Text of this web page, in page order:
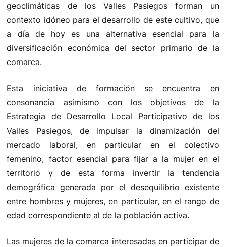
geoclimáticas de los Valles Pasiegos forman un
contexto idóneo para el desarrollo de este cultivo, que
a día de hoy es una alternativa esencial para la
diversificación económica del sector primario de la
comarca.
Esta iniciativa de formación se encuentra en
consonancia asimismo con los objetivos de la
Estrategia de Desarrollo Local Participativo de los
Valles Pasiegos, de impulsar la dinamización del
mercado laboral, en particular en el colectivo
femenino, factor esencial para fijar a la mujer en el
territorio y de esta forma invertir la tendencia
demográfica generada por el desequilibrio existente
entre hombres y mujeres, en particular, en el rango de
edad correspondiente al de la población activa.
Las mujeres de la comarca interesadas en participar de